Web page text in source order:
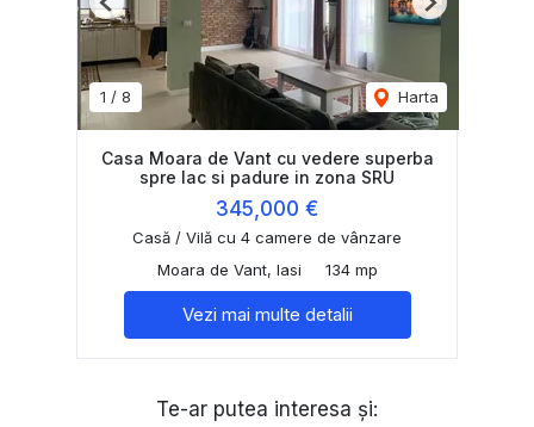
1 / 8 Harta
Previous Next
Casa Moara de Vant cu vedere superba
spre lac si padure in zona SRU
345,000 €
Casă / Vilă cu 4 camere de vânzare
Moara de Vant, Iasi
134 mp
Vezi mai multe detalii
Te-ar putea interesa și: